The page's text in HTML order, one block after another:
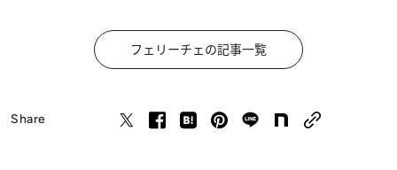
フェリーチェの記事一覧
Share